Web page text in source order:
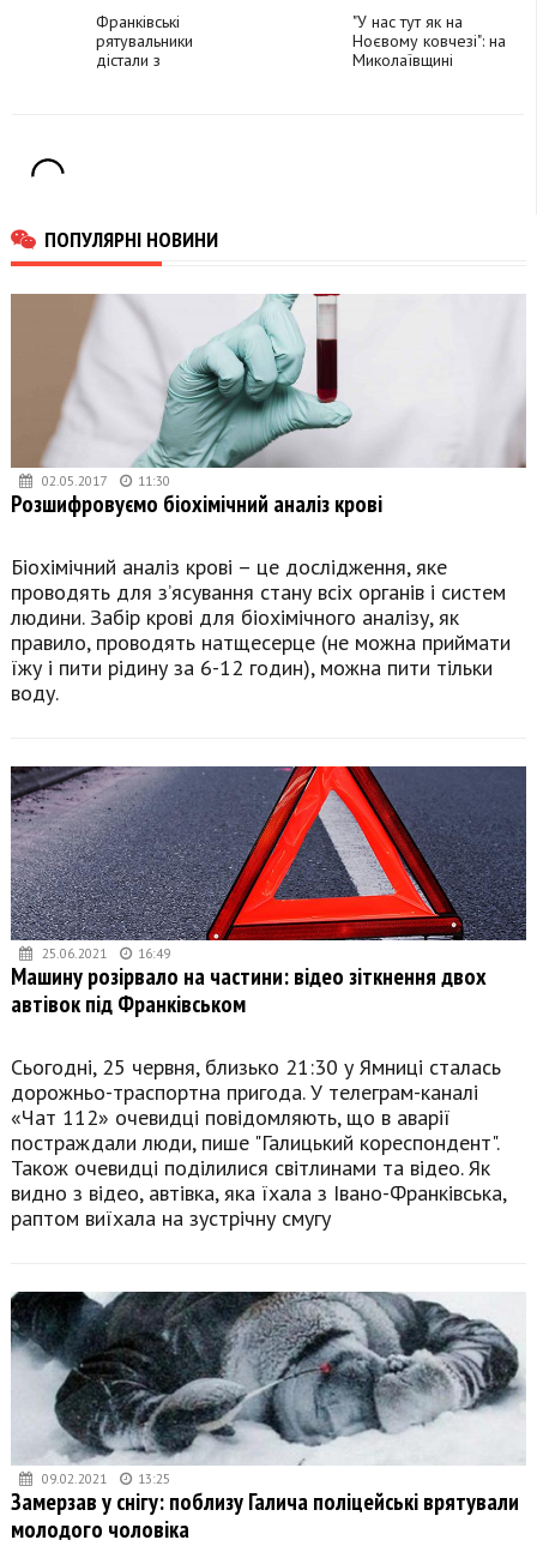
пройшли щорічну
атестацію
Франківські
рятувальники
дістали з
"У нас тут як на
Ноєвому ковчезі": на
Миколаївщині
ПОПУЛЯРНІ НОВИНИ
02.05.2017 11:30
Розшифровуємо біохімічний аналіз крові
Біохімічний аналіз крові – це дослідження, яке
проводять для з’ясування стану всіх органів і систем
людини. Забір крові для біохімічного аналізу, як
правило, проводять натщесерце (не можна приймати
їжу і пити рідину за 6-12 годин), можна пити тільки
воду.
25.06.2021 16:49
Машину розірвало на частини: відео зіткнення двох
автівок під Франківськом
Сьогодні, 25 червня, близько 21:30 у Ямниці сталась
дорожньо-траспортна пригода. У телеграм-каналі
«Чат 112» очевидці повідомляють, що в аварії
постраждали люди, пише "Галицький кореспондент".
Також очевидці поділилися світлинами та відео. Як
видно з відео, автівка, яка їхала з Івано-Франківська,
раптом виїхала на зустрічну смугу
09.02.2021 13:25
Замерзав у снігу: поблизу Галича поліцейські врятували
молодого чоловіка